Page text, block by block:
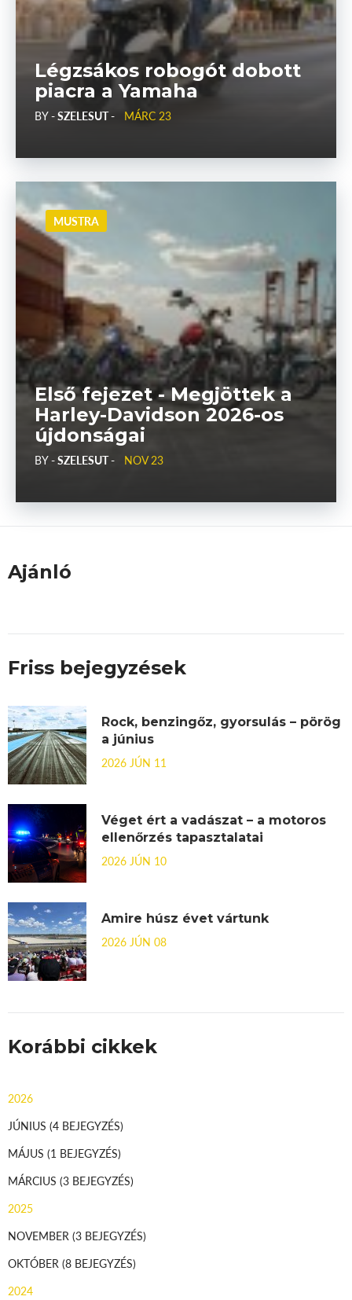
Légzsákos robogót dobott
piacra a Yamaha
BY- SZELESUT - MÁRC 23
MUSTRA
Első fejezet - Megjöttek a
Harley-Davidson 2026-os
újdonságai
BY- SZELESUT - NOV 23
Ajánló
Friss bejegyzések
Rock, benzingőz, gyorsulás – pörög
a június
2026 JÚN 11
Véget ért a vadászat – a motoros
ellenőrzés tapasztalatai
2026 JÚN 10
Amire húsz évet vártunk
2026 JÚN 08
Korábbi cikkek
2026
JÚNIUS (4 BEJEGYZÉS)
MÁJUS (1 BEJEGYZÉS)
MÁRCIUS (3 BEJEGYZÉS)
2025
NOVEMBER (3 BEJEGYZÉS)
OKTÓBER (8 BEJEGYZÉS)
2024